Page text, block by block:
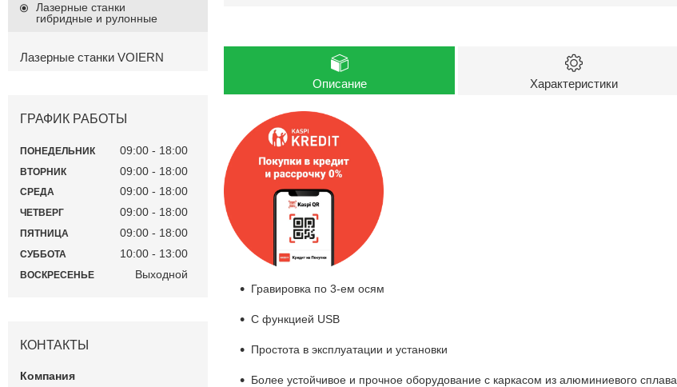
Описание Характеристики
Гравировка по 3-ем осям
С функцией USB
Простота в эксплуатации и установки
Более устойчивое и прочное оборудование с каркасом из алюминиевого сплава
Лазерные станки
гибридные и рулонные
Лазерные станки VOIERN
ГРАФИК РАБОТЫ
ПОНЕДЕЛЬНИК 09:00 18:00
ВТОРНИК 09:00 18:00
СРЕДА 09:00 18:00
ЧЕТВЕРГ 09:00 18:00
ПЯТНИЦА 09:00 18:00
СУББОТА 10:00 13:00
ВОСКРЕСЕНЬЕ Выходной
КОНТАКТЫ